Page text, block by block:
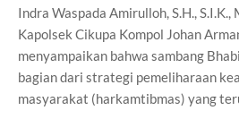
Indra Waspada Amirulloh, S.H., S.I.K.,
Kapolsek Cikupa Kompol Johan
menyampaikan bahwa sambang
bagian dari strategi pemeliharaan
masyarakat (harkamtibmas) yang